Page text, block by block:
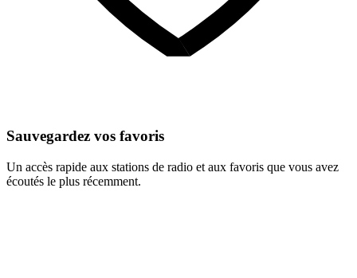
Sauvegardez vos favoris
Un accès rapide aux stations de radio et aux favoris que vous avez
écoutés le plus récemment.